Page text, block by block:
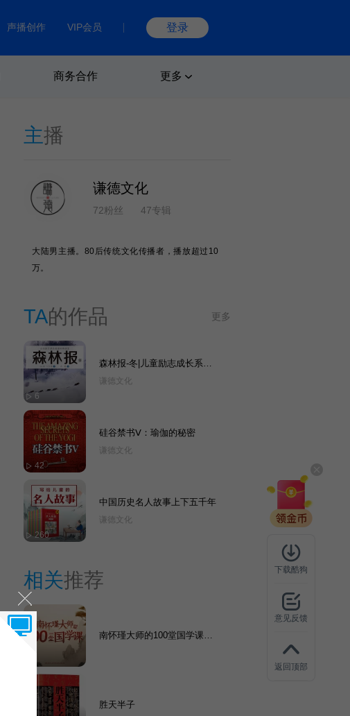
声播创作 VIP会员 登录
商务合作 更多
主播
谦德文化
72粉丝 47专辑
大陆男主播。80后传统文化传播者，播放超过10
万。
TA的作品 更多
6
森林报-冬|儿童励志成长系列
丛书|经典名著
谦德文化
42
硅谷禁书Ⅴ：瑜伽的秘密
谦德文化
260
中国历史名人故事上下五千年
谦德文化
相关推荐
南怀瑾大师的100堂国学课：
胜天半子
下载酷狗
意见反馈
返回顶部